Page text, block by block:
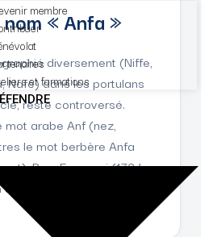
membre
et formations
« Anfa »
diversement (Niffe,
Nafé) dans les portulans
reste controversé.
mot arabe Anf (nez,
le mot berbère Anfa
Pour Ezzayani (1734-
berbère, par les